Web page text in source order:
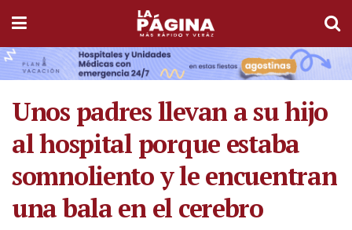
Unos padres llevan a su hijo
al hospital porque estaba
somnoliento y le encuentran
una bala en el cerebro